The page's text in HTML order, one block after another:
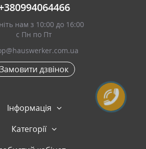
нам з 10:00 до 16:00
с Пн по Пт
Замовити дзвінок
Інформація
Категорії